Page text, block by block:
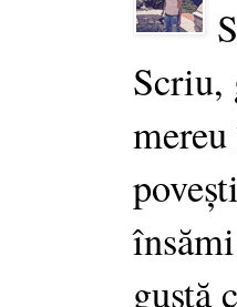
Scriu,
gustă